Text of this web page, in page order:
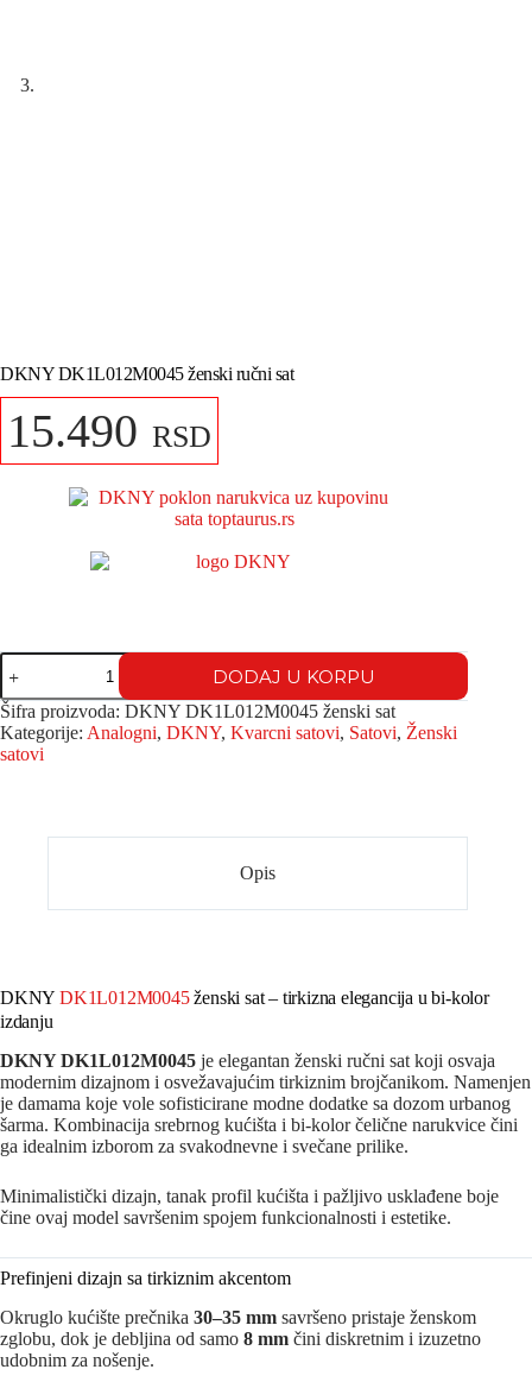
DKNY DK1L012M0045 ženski ručni sat
15.490 RSD
DODAJ U KORPU
Šifra proizvoda: DKNY DK1L012M0045 ženski sat
Kategorije: Analogni, DKNY, Kvarcni satovi, Satovi, Ženski
satovi
Opis
DKNY DK1L012M0045ženski sat – tirkizna elegancija u bi-kolor
izdanju
DKNYDK1L012M0045 je elegantan ženski ručni sat koji osvaja
modernim dizajnom i osvežavajućim tirkiznim brojčanikom. Namenjen
je damama koje vole sofisticirane modne dodatke sa dozom urbanog
šarma. Kombinacija srebrnog kućišta i bi-kolor čelične narukvice čini
ga idealnim izborom za svakodnevne i svečane prilike.
Minimalistički dizajn, tanak profil kućišta i pažljivo usklađene boje
čine ovaj model savršenim spojem funkcionalnosti i estetike.
Prefinjeni dizajn sa tirkiznim akcentom
Okruglo kućište prečnika 30–35 mm savršeno pristaje ženskom
zglobu, dok je debljina od samo 8 mm čini diskretnim i izuzetno
udobnim za nošenje.